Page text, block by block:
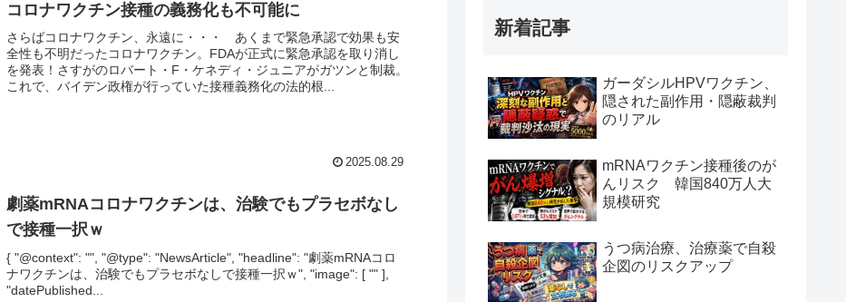
コロナワクチン接種の義務化も不可能に
さらばコロナワクチン、永遠に・・・ あくまで緊急承認で効果も安
全性も不明だったコロナワクチン。FDAが正式に緊急承認を取り消し
を発表！さすがのロバート・F・ケネディ・ジュニアがガツンと制裁。
これで、バイデン政権が行っていた接種義務化の法的根...
2025.08.29
劇薬mRNAコロナワクチンは、治験でもプラセボなし
で接種一択ｗ
{ "@context": "", "@type": "NewsArticle", "headline": "劇薬mRNAコロ
ナワクチンは、治験でもプラセボなしで接種一択ｗ", "image": [ "" ],
"datePublished...
新着記事
ガーダシルHPVワクチン、
隠された副作用・隠蔽裁判
のリアル
mRNAワクチン接種後のが
んリスク 韓国840万人大
規模研究
うつ病治療、治療薬で自殺
企図のリスクアップ